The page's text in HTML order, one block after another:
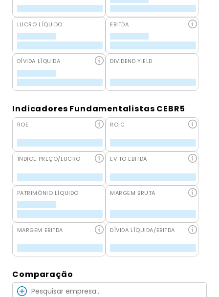
LUCRO LÍQUIDO EBITDA
DÍVIDA LÍQUIDA DIVIDEND YIELD
Indicadores Fundamentalistas CEBR5
ROE ROIC
ÍNDICE PREÇO/LUCRO EV TO EBITDA
PATRIMÔNIO LÍQUIDO MARGEM BRUTA
MARGEM EBITDA DÍVIDA LÍQUIDA/EBITDA
Comparação